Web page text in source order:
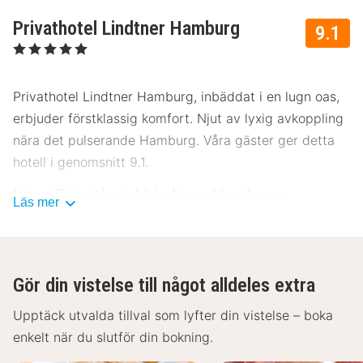
9.1
Privathotel Lindtner Hamburg
, 5 Stjärnor
Privathotel Lindtner Hamburg, inbäddat i en lugn oas,
erbjuder förstklassig komfort. Njut av lyxig avkoppling
nära det pulserande Hamburg. Våra gäster ger detta
hotell i genomsnitt 9.1.
Läge Privathotel Lindtner Hamburg
Elbphilharmonien – 12 km
Reeperbahn – 11 km
Läs mer
Gör din vistelse till något alldeles extra
Upptäck utvalda tillval som lyfter din vistelse – boka
enkelt när du slutför din bokning.